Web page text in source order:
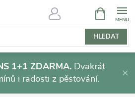
HLEDAT
NÁKUPNÍ
KOŠÍK
1+1 ZDARMA. Dvakrát
i radosti z pěstování.